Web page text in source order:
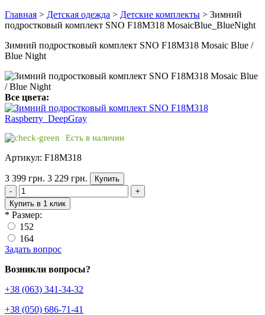
Главная > Детская одежда > Детские комплекты > Зимний
подростковый комплект SNO F18M318 MosaicBlue_BlueNight
Зимний подростковый комплект SNO F18M318 Mosaic Blue /
Blue Night
Все цвета:
Есть в наличии
Артикул: F18M318
3 399 грн. 3 229 грн.
Купить
-
+
Купить в 1 клик
* Размер:
152
164
Задать вопрос
Возникли вопросы?
+38 (063) 341-34-32
+38 (050) 686-71-41